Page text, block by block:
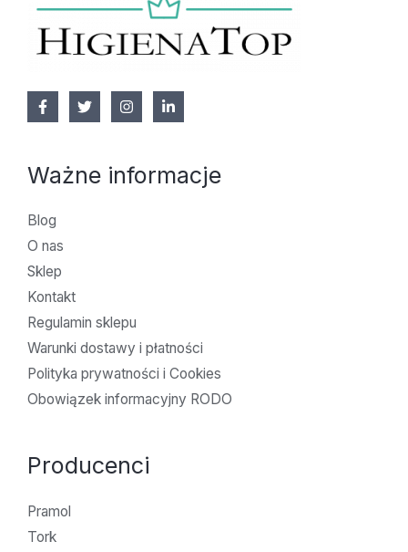
Ważne informacje
Blog
O nas
Sklep
Kontakt
Regulamin sklepu
Warunki dostawy i płatności
Polityka prywatności i Cookies
Obowiązek informacyjny RODO
Producenci
Pramol
Tork